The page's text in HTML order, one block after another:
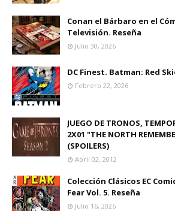
Conan el Bárbaro en el
Televisión. Reseña
Julio 30, 2026
DC Finest. Batman: Red
Febrero 22, 2026
JUEGO DE TRONOS,
2X01 "THE NORTH
(SPOILERS)
Abril 02, 2012
Colección Clásicos EC
Fear Vol. 5. Reseña
Julio 16, 2026